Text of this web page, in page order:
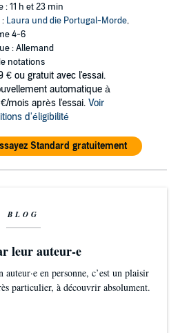
: 11 h et 23 min
: Laura und die Portugal-Morde,
4-6
: Allemand
notations
€ ou gratuit avec l'essai.
automatique à
mois après l'essai. Voir
d'éligibilité
Standard gratuitement
BLOG
leur auteur-e
en personne, c’est un plaisir
particulier, à découvrir absolument.